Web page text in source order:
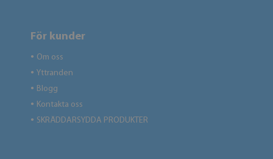
För kunder
● Om oss
● Yttranden
● Blogg
● Kontakta oss
● SKRÄDDARSYDDA PRODUKTER